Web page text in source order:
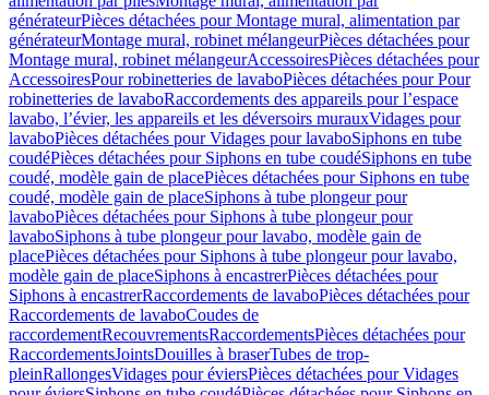
générateurPièces détachées pour Montage mural, alimentation par
générateurMontage mural, robinet mélangeurPièces détachées pour
Montage mural, robinet mélangeurAccessoiresPièces détachées pour
AccessoiresPour robinetteries de lavaboPièces détachées pour Pour
robinetteries de lavaboRaccordements des appareils pour l’espace
lavabo, l’évier, les appareils et les déversoirs murauxVidages pour
lavaboPièces détachées pour Vidages pour lavaboSiphons en tube
coudéPièces détachées pour Siphons en tube coudéSiphons en tube
coudé, modèle gain de placePièces détachées pour Siphons en tube
coudé, modèle gain de placeSiphons à tube plongeur pour
lavaboPièces détachées pour Siphons à tube plongeur pour
lavaboSiphons à tube plongeur pour lavabo, modèle gain de
placePièces détachées pour Siphons à tube plongeur pour lavabo,
modèle gain de placeSiphons à encastrerPièces détachées pour
Siphons à encastrerRaccordements de lavaboPièces détachées pour
Raccordements de lavaboCoudes de
raccordementRecouvrementsRaccordementsPièces détachées pour
RaccordementsJointsDouilles à braserTubes de trop-
pleinRallongesVidages pour éviersPièces détachées pour Vidages